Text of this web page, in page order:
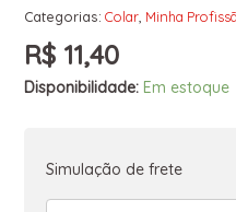
Categorias: Colar, Minha
R$11,40
Disponibilidade: Em estoque
Simulação de frete